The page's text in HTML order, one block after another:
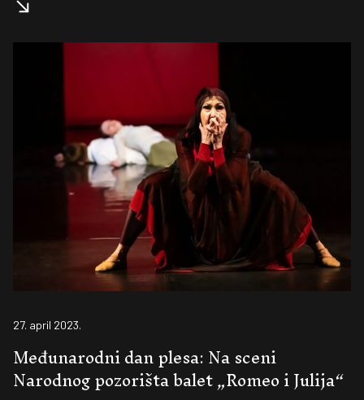
27. april 2023.
Međunarodni dan plesa: Na sceni
Narodnog pozorišta balet „Romeo i Julija“